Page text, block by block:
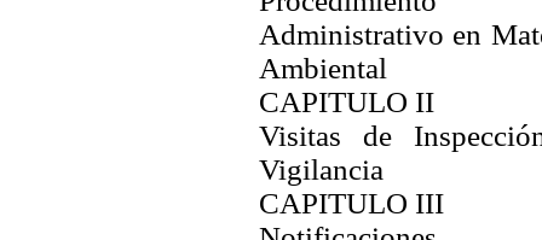
Administrativo en
Ambiental
CAPITULO II
Visitas de
Vigilancia
CAPITULO III